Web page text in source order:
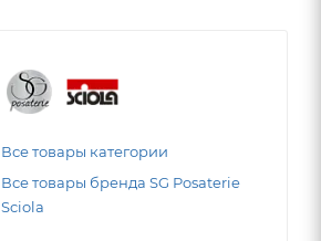
Все товары категории
Все товары бренда SG Posaterie
Sciola